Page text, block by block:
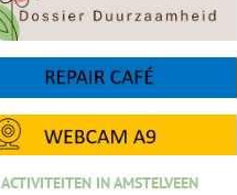
ACTIVITEITEN IN AMSTELVEEN